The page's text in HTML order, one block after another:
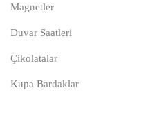
Magnetler
Duvar Saatleri
Çikolatalar
Kupa Bardaklar